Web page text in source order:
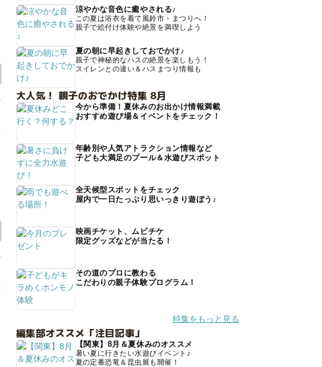
涼やかな音色に癒やされる♪
この夏は浴衣を着て風鈴市・まつりへ！
親子で絵付け体験や絶景を満喫しよう
夏の朝に早起きしておでかけ♪
親子で神秘的なハスの絶景を楽しもう！
スイレンとの違い＆ハスまつり情報も
大人気！ 親子のおでかけ特集 8月
今から準備！夏休みのお出かけ情報満載
おすすめ遊び場＆イベントをチェック！
年齢別や人気アトラクション情報など
子ども大満足のプール＆水遊びスポット
全天候型スポットをチェック
屋内で一日たっぷり思いっきり遊ぼう♪
映画チケット、ムビチケ
限定グッズなどが当たる！
その道のプロに教わる
こだわりの親子体験プログラム！
特集をもっと見る
編集部オススメ「注目記事」
【関東】8月＆夏休みのオススメ
暑い夏に行きたい水遊びイベント♪
夏の定番恐竜＆昆虫展も開催！